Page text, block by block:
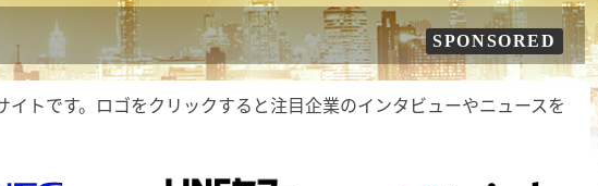
SPONSORED
イトです。ロゴをクリックすると注目企業のインタビューやニュースを